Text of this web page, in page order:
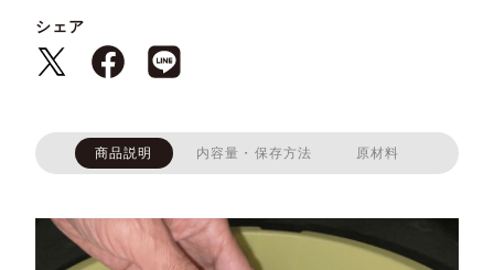
シェア
商品説明 内容量・保存方法 原材料